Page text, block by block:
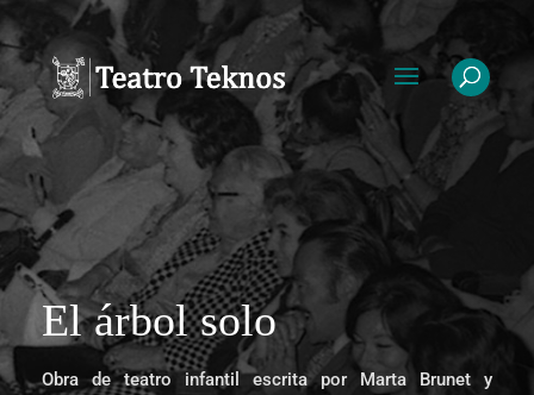
El árbol solo
Obra de teatro infantil escrita por Marta Brunet y